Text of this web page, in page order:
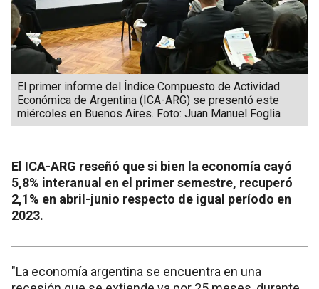
El primer informe del Índice Compuesto de Actividad
Económica de Argentina (ICA-ARG) se presentó este
miércoles en Buenos Aires. Foto: Juan Manuel Foglia
El ICA-ARG reseñó que si bien la economía cayó
5,8% interanual en el primer semestre, recuperó
2,1% en abril-junio respecto de igual período en
2023.
"La economía argentina se encuentra en una